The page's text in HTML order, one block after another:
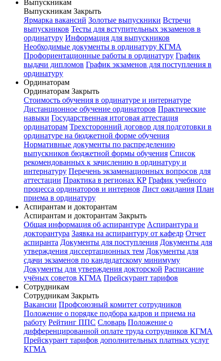
Выпускникам
Выпускникам Закрыть
Ярмарка вакансий Золотые выпускники Встречи
выпускников Тесты для вступительных экзаменов в
ординатуру Информация для выпускников
Необходимые документы в ординатуру КГМА
Профориентационные работы в ординатуру График
выдачи дипломов График экзаменов для поступления в
ординатуру
Ординаторам
Ординаторам Закрыть
Стоимость обучения в ординатуре и интернатуре
Дистанционное обучение ординаторов Практические
навыки Государственная итоговая аттестация
ординаторам Трехсторонний договор для подготовки в
ординатуре на бюджетной форме обучения
Нормативные документы по распределению
выпускников бюджетной формы обучения Список
рекомендованных к зачислению в ординатуру и
интернатуру Перечень экзаменационных вопросов для
аттестации Практика в регионах КР График учебного
процесса ординаторов и интернов Лист ожидания План
приема в ординатуру
Аспирантам и докторантам
Аспирантам и докторантам Закрыть
Общая информация об аспирантуре Аспирантура и
докторантура Заявка на аспирантуру от кафедр Отчет
аспиранта Документы для поступления Документы для
утверждения диссертационных тем Документы для
сдачи экзаменов по кандидатскому минимуму
Документы для утверждения докторской Расписание
учёных советов КГМА Прейскурант тарифов
Сотрудникам
Сотрудникам Закрыть
Вакансии Профсоюзный комитет сотрудников
Положение о порядке подбора кадров и приема на
работу Рейтинг ППС Словарь Положение о
дифференцированной оплате труда сотрудников КГМА
Прейскурант тарифов дополнительных платных услуг
КГМА